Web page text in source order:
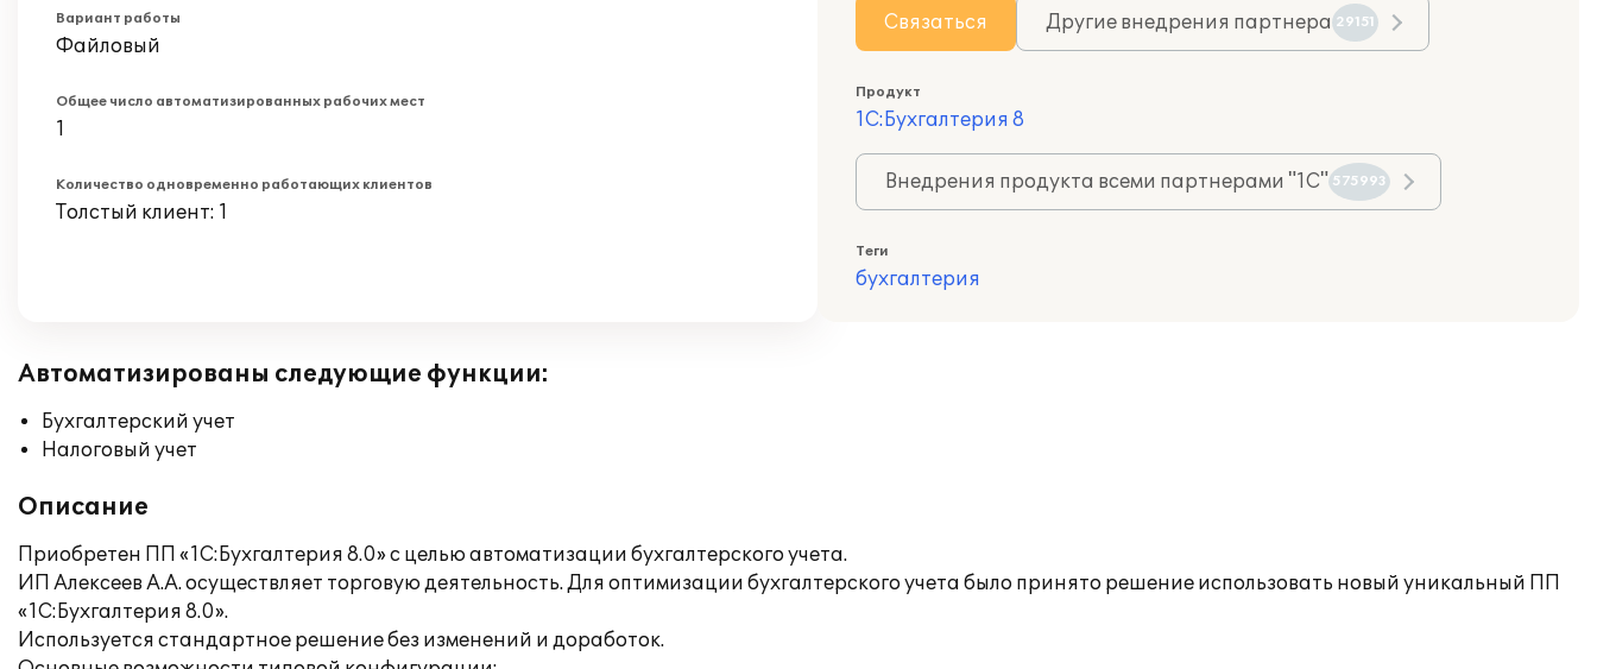
Вариант работы
Файловый
Общее число автоматизированных рабочих мест
1
Количество одновременно работающих клиентов
Толстый клиент: 1
Связаться Другие внедрения партнера 29151
Продукт
1С:Бухгалтерия 8
Внедрения продукта всеми партнерами "1С" 575993
Теги
бухгалтерия
Автоматизированы следующие функции:
Бухгалтерский учет
Налоговый учет
Описание
Приобретен ПП «1С:Бухгалтерия 8.0» с целью автоматизации бухгалтерского учета.
ИП Алексеев А.А. осуществляет торговую деятельность. Для оптимизации бухгалтерского учета было принято решение использовать новый уникальный ПП
«1С:Бухгалтерия 8.0».
Используется стандартное решение без изменений и доработок.